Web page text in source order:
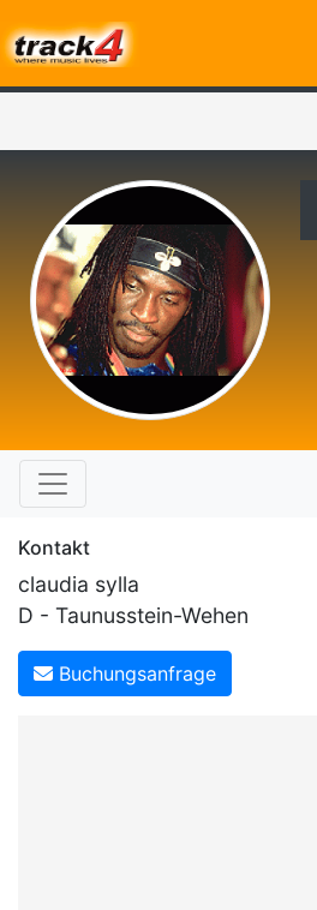
Kontakt
claudia sylla
D - Taunusstein-Wehen
Buchungsanfrage